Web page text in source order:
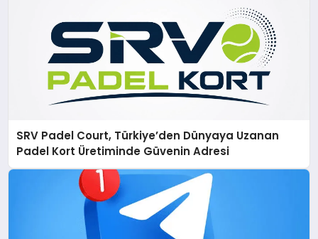
SRV Padel Court, Türkiye’den Dünyaya Uzanan
Padel Kort Üretiminde Güvenin Adresi